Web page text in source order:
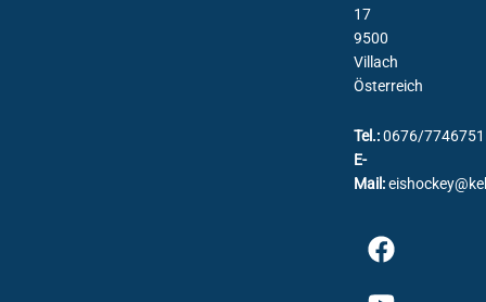
17
9500
Villach
Österreich
Tel.:0676/7746751
E-
Mail: